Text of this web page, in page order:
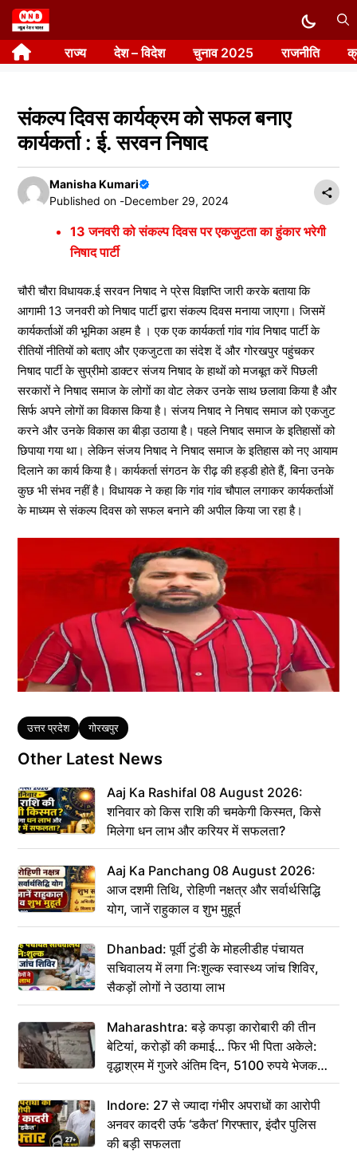
Skip
to
content राज्य देश – विदेश चुनाव 2025 राजनीति
संकल्प दिवस कार्यक्रम को सफल बनाए
कार्यकर्ता : ई. सरवन निषाद
Manisha Kumari
Published on -December 29, 2024
13 जनवरी को संकल्प दिवस पर एकजुटता का हुंकार भरेगी
निषाद पार्टी
चौरी चौरा विधायक.ई सरवन निषाद ने प्रेस विज्ञप्ति जारी करके बताया कि
आगामी 13 जनवरी को निषाद पार्टी द्वारा संकल्प दिवस मनाया जाएगा। जिसमें
कार्यकर्ताओं की भूमिका अहम है । एक एक कार्यकर्ता गांव गांव निषाद पार्टी के
रीतियों नीतियों को बताए और एकजुटता का संदेश दें और गोरखपुर पहुंचकर
निषाद पार्टी के सुप्रीमो डाक्टर संजय निषाद के हाथों को मजबूत करें पिछली
सरकारों ने निषाद समाज के लोगों का वोट लेकर उनके साथ छलावा किया है और
सिर्फ अपने लोगों का विकास किया है। संजय निषाद ने निषाद समाज को एकजुट
करने और उनके विकास का बीड़ा उठाया है। पहले निषाद समाज के इतिहासों को
छिपाया गया था। लेकिन संजय निषाद ने निषाद समाज के इतिहास को नए आयाम
दिलाने का कार्य किया है। कार्यकर्ता संगठन के रीढ़ की हड्डी होते हैं, बिना उनके
कुछ भी संभव नहीं है। विधायक ने कहा कि गांव गांव चौपाल लगाकर कार्यकर्ताओं
के माध्यम से संकल्प दिवस को सफल बनाने की अपील किया जा रहा है।
Tags
उत्तर प्रदेश गोरखपुर
Other Latest News
Aaj Ka Rashifal 08 August 2026:
शनिवार को किस राशि की चमकेगी किस्मत, किसे
मिलेगा धन लाभ और करियर में सफलता?
Aaj Ka Panchang 08 August 2026:
आज दशमी तिथि, रोहिणी नक्षत्र और सर्वार्थसिद्धि
योग, जानें राहुकाल व शुभ मुहूर्त
Dhanbad: पूर्वी टुंडी के मोहलीडीह पंचायत
सचिवालय में लगा निःशुल्क स्वास्थ्य जांच शिविर,
सैकड़ों लोगों ने उठाया लाभ
Maharashtra: बड़े कपड़ा कारोबारी की तीन
बेटियां, करोड़ों की कमाई… फिर भी पिता अकेले:
वृद्धाश्रम में गुजरे अंतिम दिन, 5100 रुपये भेजकर
कहा– अंतिम संस्कार कर दीजिए हम नहीं आ पाएंगे
Indore: 27 से ज्यादा गंभीर अपराधों का आरोपी
अनवर कादरी उर्फ ‘डकैत’ गिरफ्तार, इंदौर पुलिस
की बड़ी सफलता